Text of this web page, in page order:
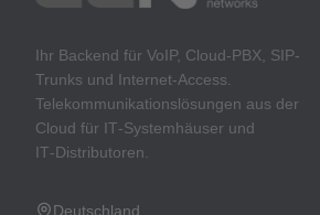
Ihr Backend für VoIP, Cloud-PBX, SIP-
Trunks und Internet-Access.
Telekommunikationslösungen aus der
Cloud für IT‑Systemhäuser und
IT‑Distributoren.
Deutschland